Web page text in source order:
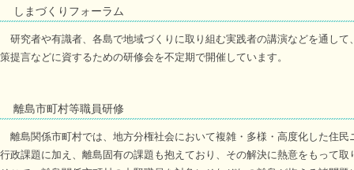
しまづくりフォーラム
研究者や有識者、各島で地域づくりに取り組む実践者の講演などを通し
策提言などに資するための研修会を不定期で開催しています。
離島市町村等職員研修
離島関係市町村では、地方分権社会において複雑・多様・高度化した住
行政課題に加え、離島固有の課題も抱えており、その解決に熱意をもって